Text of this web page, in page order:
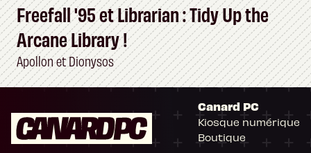
Freefall '95 et Librarian : Tidy Up the
Arcane Library !
Apollon et Dionysos
Canard PC
Kiosque numérique
Boutique